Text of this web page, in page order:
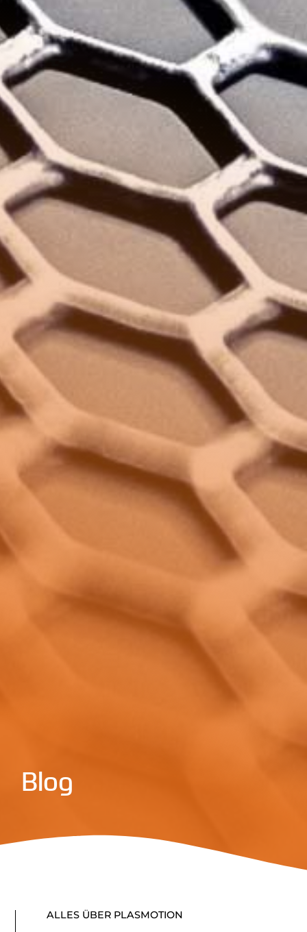
Blog
ALLES ÜBER PLASMOTION